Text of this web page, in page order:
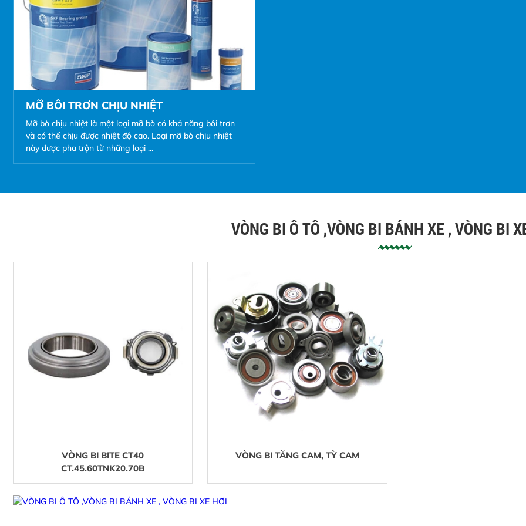
MỠ BÔI TRƠN CHỊU NHIỆT
Mỡ bò chịu nhiệt là một loại mỡ bò có khả năng bôi trơn
và có thể chịu được nhiệt độ cao. Loại mỡ bò chịu nhiệt
này được pha trộn từ những loại ...
VÒNG BI Ô TÔ ,VÒNG BI BÁNH XE , VÒNG BI
VÒNG BI BITE CT40
CT.45.60TNK20.70B
VÒNG BI TĂNG CAM, TỲ CAM